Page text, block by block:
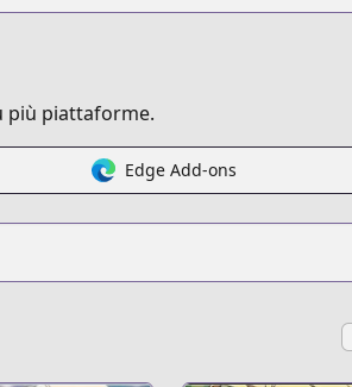
più piattaforme.
Edge Add-ons